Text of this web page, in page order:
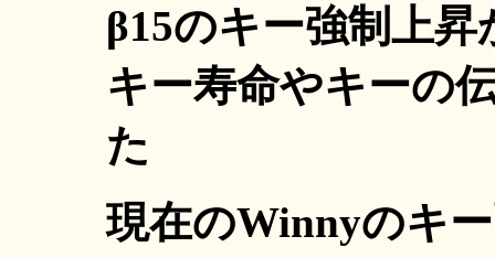
β15のキー強制上
キー寿命やキーの
た
現在のWinnyのキ